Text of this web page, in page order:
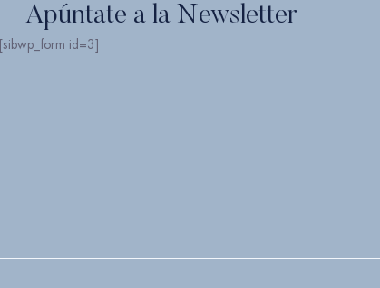
Apúntate a la Newsletter
id=3]